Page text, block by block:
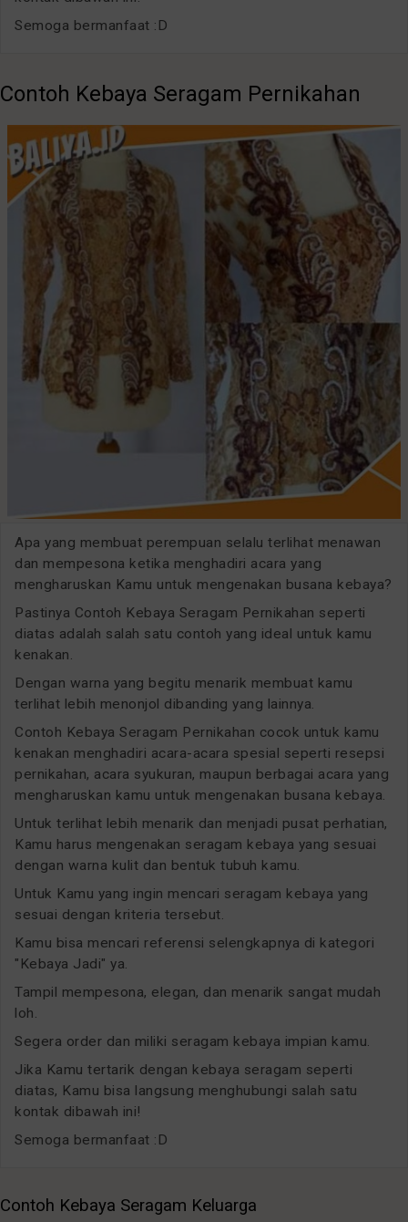
Semoga bermanfaat :D
Contoh Kebaya Seragam Pernikahan
Apa yang membuat perempuan selalu terlihat menawan
dan mempesona ketika menghadiri acara yang
mengharuskan Kamu untuk mengenakan busana kebaya?
Pastinya Contoh Kebaya Seragam Pernikahan seperti
diatas adalah salah satu contoh yang ideal untuk kamu
kenakan.
Dengan warna yang begitu menarik membuat kamu
terlihat lebih menonjol dibanding yang lainnya.
Contoh Kebaya Seragam Pernikahan cocok untuk kamu
kenakan menghadiri acara-acara spesial seperti resepsi
pernikahan, acara syukuran, maupun berbagai acara yang
mengharuskan kamu untuk mengenakan busana kebaya.
Untuk terlihat lebih menarik dan menjadi pusat perhatian,
Kamu harus mengenakan seragam kebaya yang sesuai
dengan warna kulit dan bentuk tubuh kamu.
Untuk Kamu yang ingin mencari seragam kebaya yang
sesuai dengan kriteria tersebut.
Kamu bisa mencari referensi selengkapnya di kategori
"Kebaya Jadi" ya.
Tampil mempesona, elegan, dan menarik sangat mudah
loh.
Segera order dan miliki seragam kebaya impian kamu.
Jika Kamu tertarik dengan kebaya seragam seperti
diatas, Kamu bisa langsung menghubungi salah satu
kontak dibawah ini!
Semoga bermanfaat :D
Contoh Kebaya Seragam Keluarga